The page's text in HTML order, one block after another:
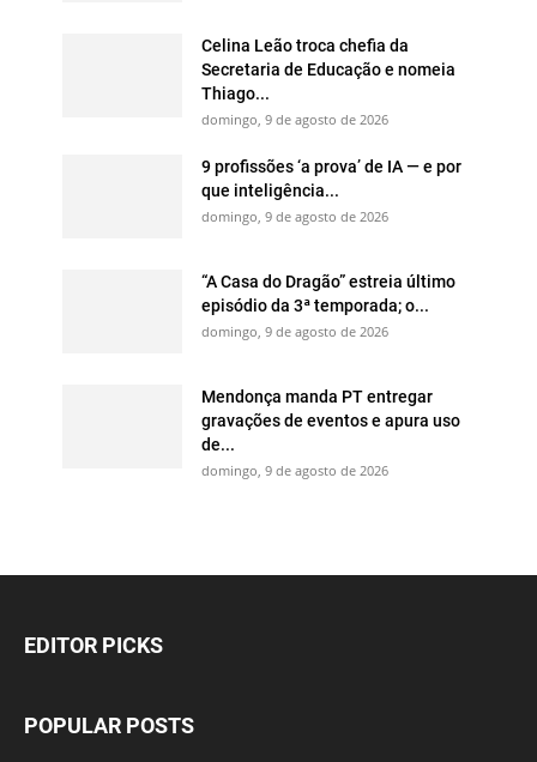
Celina Leão troca chefia da
Secretaria de Educação e nomeia
Thiago...
domingo, 9 de agosto de 2026
9 profissões ‘a prova’ de IA — e por
que inteligência...
domingo, 9 de agosto de 2026
“A Casa do Dragão” estreia último
episódio da 3ª temporada; o...
domingo, 9 de agosto de 2026
Mendonça manda PT entregar
gravações de eventos e apura uso
de...
domingo, 9 de agosto de 2026
EDITOR PICKS
POPULAR POSTS